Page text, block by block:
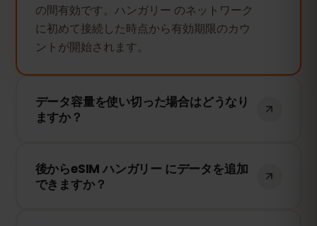
の間有効です。ハンガリー のネットワーク
に初めて接続した時点から有効期限のカウ
ントが開始されます。
データ容量を使い切った場合はどうなり
ますか？
接続は停止します。eSIMFOXのダッシュボ
ードから簡単にデータを追加購入して、引
後からeSIM ハンガリー にデータを追加
できますか？